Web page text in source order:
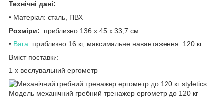
Технічні дані:
• Матеріал: сталь, ПВХ
Розміри:
приблизно 136 x 45 x 33,7 см
• Вага: приблизно 16 кг, максимальне навантаження: 120 кг
Вміст поставки:
1 х веслувальний ергометр